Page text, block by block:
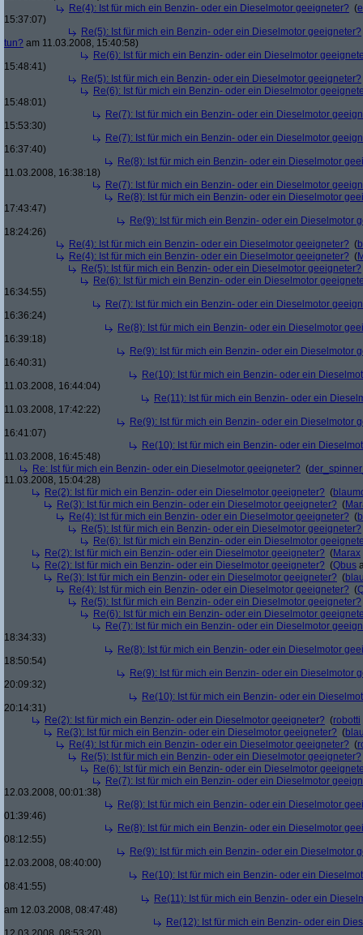
Re(4): Ist für mich ein Benzin- oder ein Dieselmotor geeigneter? (
15:37:07)
Re(5): Ist für mich ein Benzin- oder ein Dieselmotor geeigneter?
tun? am 11.03.2008, 15:40:58)
Re(6): Ist für mich ein Benzin- oder ein Dieselmotor
15:48:41)
Re(5): Ist für mich ein Benzin- oder ein Dieselmotor geeigneter?
Re(6): Ist für mich ein Benzin- oder ein Dieselmotor
15:48:01)
Re(7): Ist für mich ein Benzin- oder ein Dieselmotor
15:53:30)
Re(7): Ist für mich ein Benzin- oder ein Dieselmotor
16:37:40)
Re(8): Ist für mich ein Benzin- oder ein Dieselmotor
11.03.2008, 16:38:18)
Re(7): Ist für mich ein Benzin- oder ein Dieselmotor
Re(8): Ist für mich ein Benzin- oder ein Dieselmotor
17:43:47)
Re(9): Ist für mich ein Benzin- oder ein Dieselmotor
18:24:26)
Re(4): Ist für mich ein Benzin- oder ein Dieselmotor geeigneter? (
Re(4): Ist für mich ein Benzin- oder ein Dieselmotor geeigneter? (
Re(5): Ist für mich ein Benzin- oder ein Dieselmotor geeigneter?
Re(6): Ist für mich ein Benzin- oder ein Dieselmotor
16:34:55)
Re(7): Ist für mich ein Benzin- oder ein Dieselmotor
16:36:24)
Re(8): Ist für mich ein Benzin- oder ein Dieselmotor
16:39:18)
Re(9): Ist für mich ein Benzin- oder ein Dieselmotor
16:40:31)
Re(10): Ist für mich ein Benzin- oder ein
11.03.2008, 16:44:04)
Re(11): Ist für mich ein Benzin- oder ein
11.03.2008, 17:42:22)
Re(9): Ist für mich ein Benzin- oder ein Dieselmotor
16:41:07)
Re(10): Ist für mich ein Benzin- oder ein
11.03.2008, 16:45:48)
Re: Ist für mich ein Benzin- oder ein Dieselmotor geeigneter? (
11.03.2008, 15:04:28)
Re(2): Ist für mich ein Benzin- oder ein Dieselmotor geeigneter? (
Re(3): Ist für mich ein Benzin- oder ein Dieselmotor geeigneter? (
Re(4): Ist für mich ein Benzin- oder ein Dieselmotor geeigneter? (
Re(5): Ist für mich ein Benzin- oder ein Dieselmotor geeigneter?
Re(6): Ist für mich ein Benzin- oder ein Dieselmotor
Re(2): Ist für mich ein Benzin- oder ein Dieselmotor geeigneter? (Marax
Re(2): Ist für mich ein Benzin- oder ein Dieselmotor geeigneter? (Qbus
Re(3): Ist für mich ein Benzin- oder ein Dieselmotor geeigneter? (
Re(4): Ist für mich ein Benzin- oder ein Dieselmotor geeigneter? (
Re(5): Ist für mich ein Benzin- oder ein Dieselmotor geeigneter?
Re(6): Ist für mich ein Benzin- oder ein Dieselmotor
Re(7): Ist für mich ein Benzin- oder ein Dieselmotor
18:34:33)
Re(8): Ist für mich ein Benzin- oder ein Dieselmotor
18:50:54)
Re(9): Ist für mich ein Benzin- oder ein Dieselmotor
20:09:32)
Re(10): Ist für mich ein Benzin- oder ein
20:14:31)
Re(2): Ist für mich ein Benzin- oder ein Dieselmotor geeigneter? (robotti
Re(3): Ist für mich ein Benzin- oder ein Dieselmotor geeigneter? (
Re(4): Ist für mich ein Benzin- oder ein Dieselmotor geeigneter? (
Re(5): Ist für mich ein Benzin- oder ein Dieselmotor geeigneter?
Re(6): Ist für mich ein Benzin- oder ein Dieselmotor
Re(7): Ist für mich ein Benzin- oder ein Dieselmotor
12.03.2008, 00:01:38)
Re(8): Ist für mich ein Benzin- oder ein Dieselmotor
01:39:46)
Re(8): Ist für mich ein Benzin- oder ein Dieselmotor
08:12:55)
Re(9): Ist für mich ein Benzin- oder ein Dieselmotor
12.03.2008, 08:40:00)
Re(10): Ist für mich ein Benzin- oder ein
08:41:55)
Re(11): Ist für mich ein Benzin- oder ein
am 12.03.2008, 08:47:48)
Re(12): Ist für mich ein Benzin- oder ein